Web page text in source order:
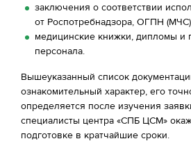
заключения о соответствии
от Роспотребнадзора, ОГПН
медицинские книжки, дипломы и
персонала.
Вышеуказанный список
ознакомительный характер, его
определяется после изучения
специалисты центра «СПБ ЦСМ»
подготовке в кратчайшие сроки.